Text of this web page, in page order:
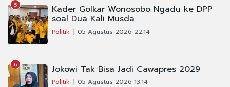
5 Kader Golkar Wonosobo Ngadu ke DPP
soal Dua Kali Musda
Politik 05 Agustus 2026 22:14
6 Jokowi Tak Bisa Jadi Cawapres 2029
Politik 05 Agustus 2026 13:14